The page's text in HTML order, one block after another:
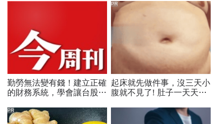
勤勞無法變有錢！建立正確
的財務系統，學會讓台股與
優勢
起床就先做件事，沒三天小
腹就不見了! 肚子一天天變
PR
PR